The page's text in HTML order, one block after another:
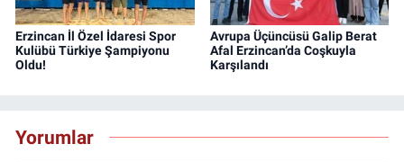
Erzincan İl Özel İdaresi Spor
Kulübü Türkiye Şampiyonu
Oldu!
Avrupa Üçüncüsü Galip Berat
Afal Erzincan’da Coşkuyla
Karşılandı
Yorumlar